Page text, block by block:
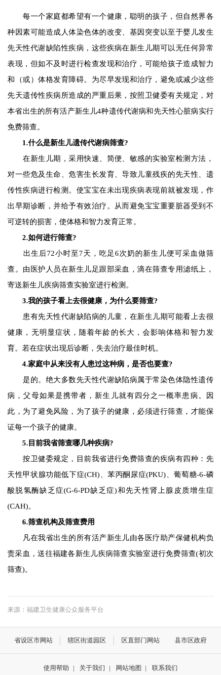
每一个家庭都希望有一个健康，聪明的孩子，但自然界各
种因素可能造成人体染色体的改变、基因突变以至于婴儿发生
先天性代谢缺陷性疾病，这些疾病在新生儿期可以无任何异常
表现，但如不及时进行检查发现和治疗，可能给孩子造成智力
和（或）体格发育障碍。为尽早发现和治疗，避免或减少这些
先天遗传性疾病所造成的严重后果，按照卫健委有关规定，对
本省出生的所有活产新生儿4种遗传代谢病和先天性心脏病实行
免费筛查。
1.什么是新生儿遗传代谢病筛查?
在新生儿期，采用快速、简便、敏感的实验室检测方法，
对一些危及生命、危害生长发育、导致儿童残疾的先天性、遗
传性疾病进行检测。使宝宝在未出现疾病表现前就被发现，作
出早期诊断，并给予有效治疗。从而避免宝宝重要脏器受到不
可逆转的损害，使体格和智力发育正常。
2.如何进行筛查?
出生后72小时至7天，吃足6次奶的新生儿便可采血做筛
查。由医护人员在新生儿足跟部采血，滴在筛查专用滤纸上，
寄送新生儿疾病筛查实验室进行检测。
3.我的孩子看上去很健康，为什么要筛查?
患有先天性代谢缺陷病的儿童，在新生儿期可能看上去很
健康，无明显症状，随着年龄的长大，会影响体格和智力发
育。若在症状出现后诊断，失去治疗最佳时机。
4.家庭中从来没有人患过这种病，是否也要查?
是的。绝大多数先天性代谢缺陷病属于常染色体隐性遗传
病，父母如果是携带者，新生儿就有四分之一概率患病。因
此，为了避免风险，为了孩子的健康，必须进行筛查，才能保
证每一个孩子的健康。
5.目前我省筛查哪几种疾病?
按卫健委规定，目前我省进行免费筛查的疾病有四种：先
天性甲状腺功能低下症(CH)、苯丙酮尿症(PKU)、葡萄糖-6-磷
酸脱氢酶缺乏症(G-6-PD缺乏症)和先天性肾上腺皮质增生症
(CAH)。
6.筛查机构及筛查费用
凡在我省出生的所有活产新生儿由各医疗助产保健机构负
责采血，送往福建各新生儿疾病筛查实验室进行免费筛查(初次
筛查)。
来源：福建卫生健康公众服务平台
省设区市网站 辖区街道园区 区直部门网站 县市区政府
使用帮助 | 关于我们 | 网站地图 | 联系我们